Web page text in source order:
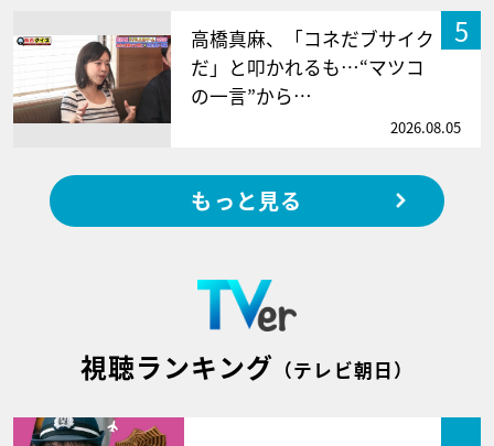
5
高橋真麻、「コネだブサイク
だ」と叩かれるも…“マツコ
の一言”から…
2026.08.05
もっと見る
視聴ランキング （テレビ朝日）